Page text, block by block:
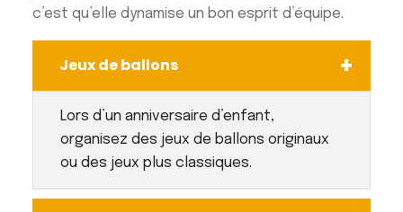
c’est qu’elle dynamise un bon esprit d’équipe.
Jeux de ballons
Lors d’un anniversaire d’enfant,
organisez des jeux de ballons originaux
ou des jeux plus classiques.